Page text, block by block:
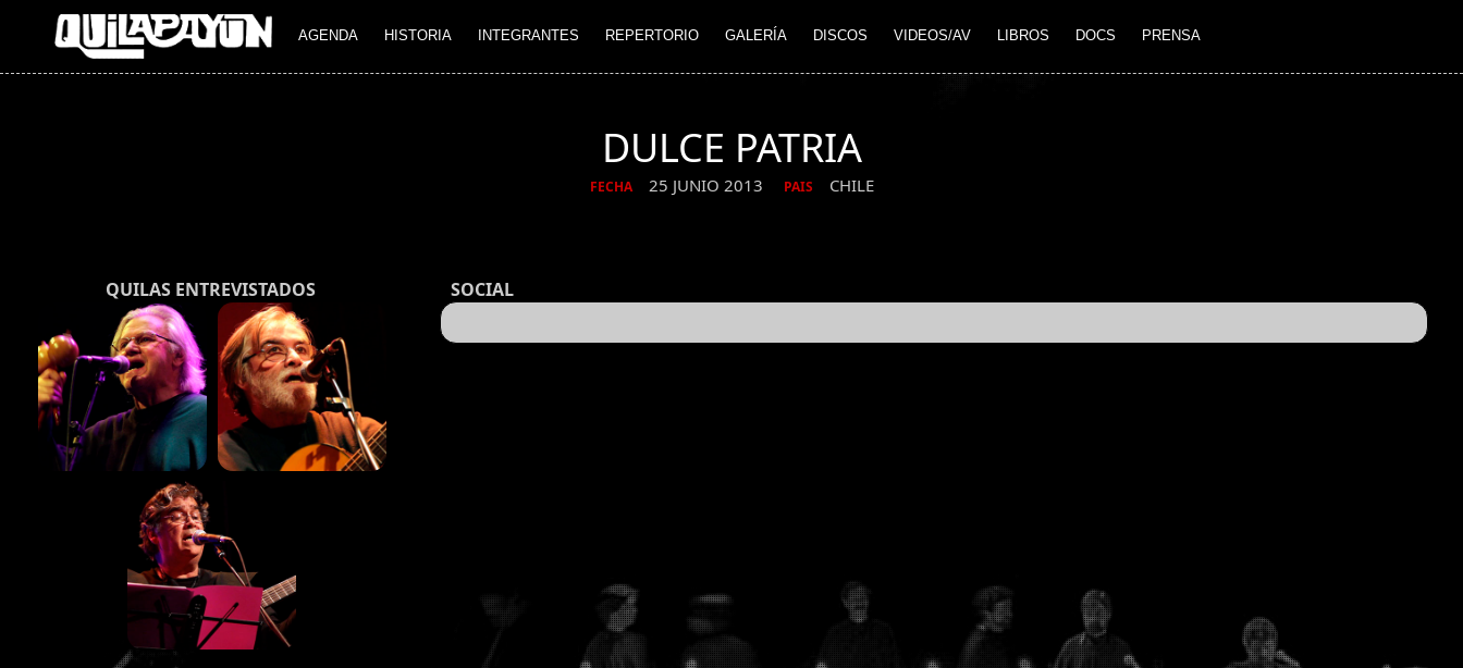
AGENDA HISTORIA INTEGRANTES REPERTORIO GALERÍA DISCOS VIDEOS/AV LIBROS DOCS PRENSA
DULCE PATRIA
FECHA 25 JUNIO 2013 PAIS CHILE
QUILAS ENTREVISTADOS SOCIAL